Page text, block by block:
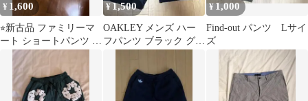
¥ 1,600
⭐︎新古品 ファミリーマ
ート ショートパンツ ベ
ージュ L⭐︎
¥ 1,500
OAKLEY メンズ ハー
フパンツ ブラック グレ
¥1,000
Find-out パンツ Lサイ
ズ